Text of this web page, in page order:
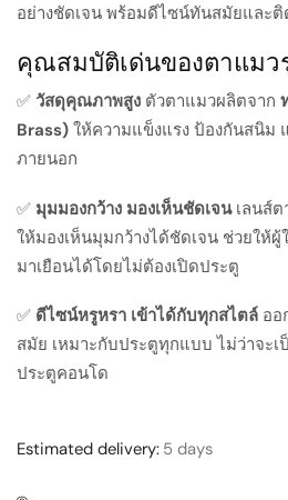
อย่างชัดเจน พร้อมดีไซน์ทันสมัยและ
คุณสมบัติเด่นของตาแมว
✅ วัสดุคุณภาพสูง ตัวตาแมวผลิตจาก
Brass) ให้ความแข็งแรง ป้องกันสนิม
ภายนอก
✅ มุมมองกว้าง มองเห็นชัดเจนเลนส์ต
ให้มองเห็นมุมกว้างได้ชัดเจน ช่วยให้
มาเยือนได้โดยไม่ต้องเปิดประตู
✅ ดีไซน์หรูหรา เข้าได้กับทุกสไตล์ ออ
สมัย เหมาะกับประตูทุกแบบ ไม่ว่าจะ
ประตูคอนโด
Estimated delivery: 5 days